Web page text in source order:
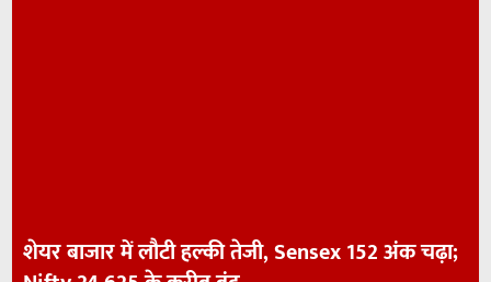
शेयर बाजार में लौटी हल्की तेजी, Sensex 152 अंक चढ़ा;